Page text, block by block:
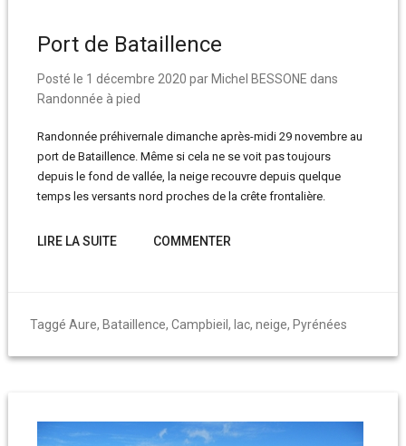
Port de Bataillence
Posté le 1 décembre 2020 par Michel BESSONE dans
Randonnée à pied
Randonnée préhivernale dimanche après-midi 29 novembre au
port de Bataillence. Même si cela ne se voit pas toujours
depuis le fond de vallée, la neige recouvre depuis quelque
temps les versants nord proches de la crête frontalière.
LIRE LA SUITE COMMENTER
Taggé Aure, Bataillence, Campbieil , lac, neige, Pyrénées